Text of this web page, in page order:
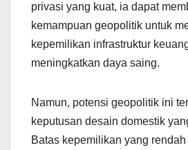
privasi yang kuat, ia dapat
kemampuan geopolitik untuk
kepemilikan infrastruktur
meningkatkan daya saing.
Namun, potensi geopolitik ini
keputusan desain domestik
Batas kepemilikan yang